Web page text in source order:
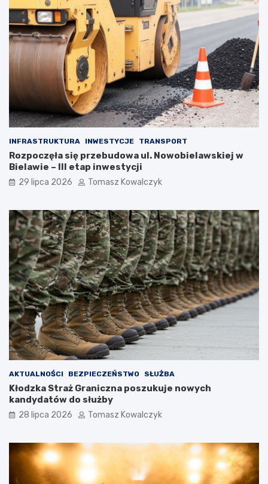
INFRASTRUKTURA INWESTYCJE TRANSPORT
Rozpoczęła się przebudowa ul. Nowobielawskiej w
Bielawie – III etap inwestycji
29 lipca 2026 Tomasz Kowalczyk
AKTUALNOŚCI BEZPIECZEŃSTWO SŁUŻBA
Kłodzka Straż Graniczna poszukuje nowych
kandydatów do służby
28 lipca 2026 Tomasz Kowalczyk